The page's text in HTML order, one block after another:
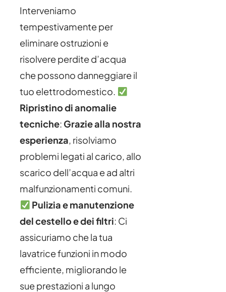
Interveniamo
tempestivamente per
eliminare ostruzioni e
risolvere perdite d’acqua
che possono danneggiare il
tuo elettrodomestico.
Ripristino di anomalie
tecniche: Grazie alla nostra
esperienza, risolviamo
problemi legati al carico, allo
scarico dell’acqua e ad altri
malfunzionamenti comuni.
Pulizia e manutenzione
del cestello e dei filtri: Ci
assicuriamo che la tua
lavatrice funzioni in modo
efficiente, migliorando le
sue prestazioni a lungo